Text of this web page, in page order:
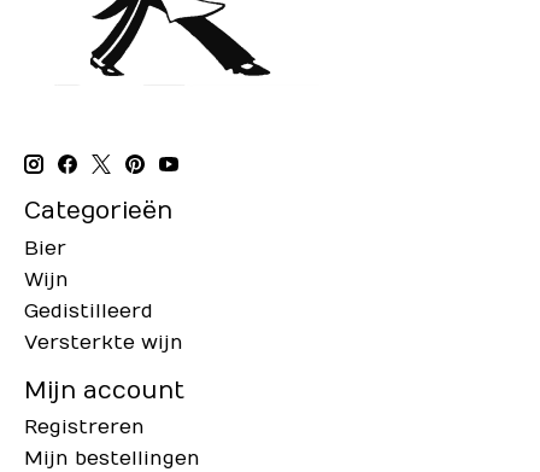
Categorieën
Bier
Wijn
Gedistilleerd
Versterkte wijn
Mijn account
Registreren
Mijn bestellingen